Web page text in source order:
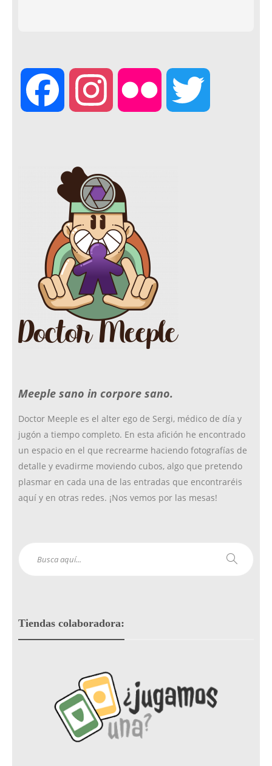
e
b
o
k
t
a
g
a
m
Meeple sano in corpore sano.
Doctor Meeple es el alter ego de Sergi, médico de día y
jugón a tiempo completo. En esta afición he encontrado
un espacio en el que recrearme haciendo fotografías de
detalle y evadirme moviendo cubos, algo que pretendo
plasmar en cada una de las entradas que encontraréis
aquí y en otras redes. ¡Nos vemos por las mesas!
Tiendas colaboradora: